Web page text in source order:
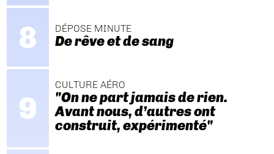
DÉPOSE MINUTE
De rêve et de sang
CULTURE AÉRO
"On ne part jamais de rien.
Avant nous, d’autres ont
construit, expérimenté"